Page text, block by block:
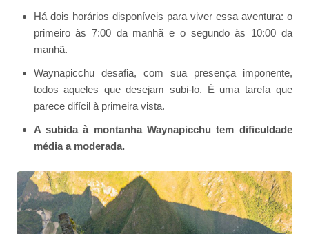
Há dois horários disponíveis para viver essa aventura: o
primeiro às 7:00 da manhã e o segundo às 10:00 da
manhã.
Waynapicchu desafia, com sua presença imponente,
todos aqueles que desejam subi-lo. É uma tarefa que
parece difícil à primeira vista.
A subida à montanha Waynapicchu tem dificuldade
média a moderada.